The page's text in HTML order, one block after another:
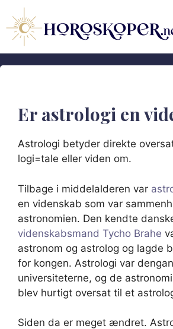
indhold
Er astrologi en
Astrologi betyder direkte
logi=tale eller viden om.
Tilbage i middelalderen var
en videnskab som var
astronomien. Den kendte
videnskabsmand Tycho Brahe
astronom og astrolog og lagde
for kongen. Astrologi var
universiteterne, og de
blev hurtigt oversat til et
Siden da er meget ændret.